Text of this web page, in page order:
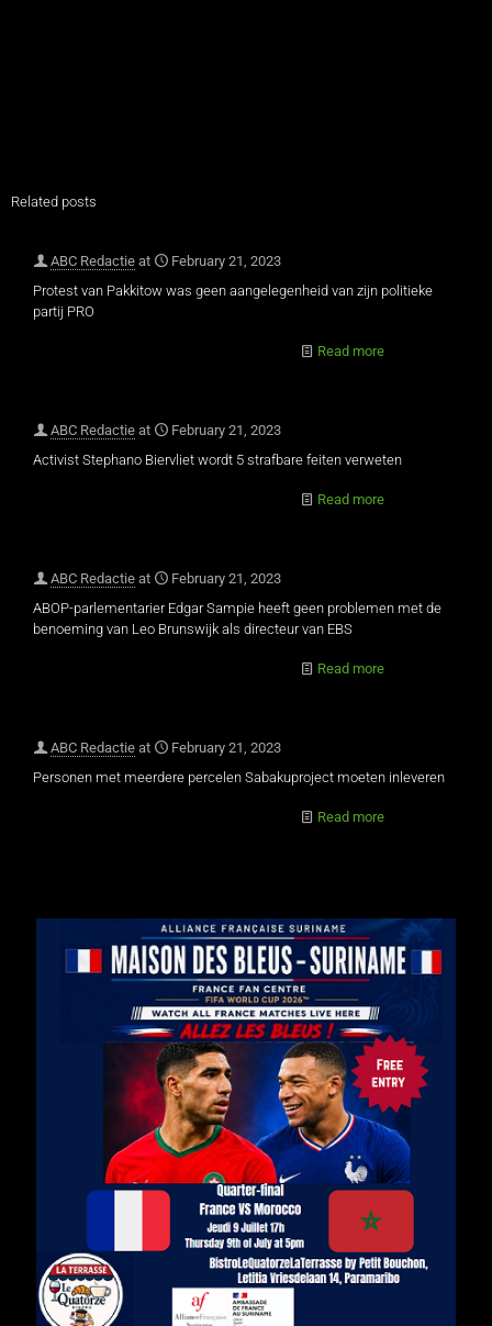
Related posts
ABC Redactie at
February 21, 2023
Protest van Pakkitow was geen aangelegenheid van zijn politieke
partij PRO
Read more
ABC Redactie at
February 21, 2023
Activist Stephano Biervliet wordt 5 strafbare feiten verweten
Read more
ABC Redactie at
February 21, 2023
ABOP-parlementarier Edgar Sampie heeft geen problemen met de
benoeming van Leo Brunswijk als directeur van EBS
Read more
ABC Redactie at
February 21, 2023
Personen met meerdere percelen Sabakuproject moeten inleveren
Read more